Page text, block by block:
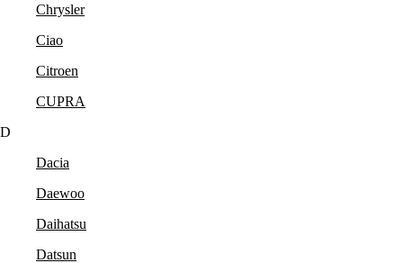
Chrysler
Ciao
Citroen
CUPRA
D
Dacia
Daewoo
Daihatsu
Datsun